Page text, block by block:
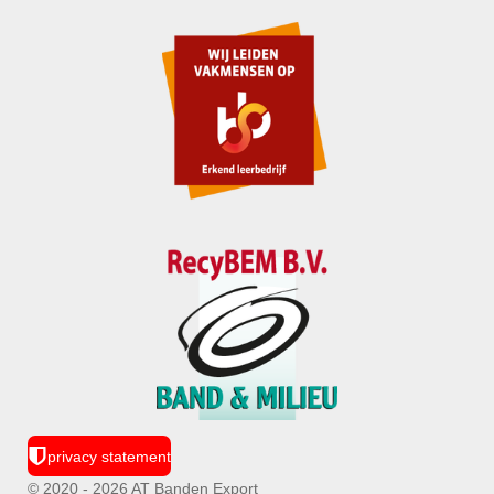
privacy statement
© 2020 - 2026 AT Banden Export